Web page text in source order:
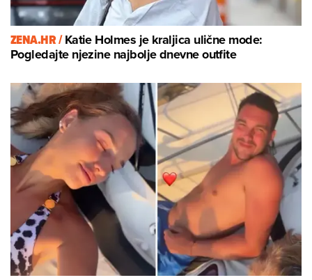
ZENA.HR /Katie Holmes je kraljica ulične mode:
Pogledajte njezine najbolje dnevne outfite